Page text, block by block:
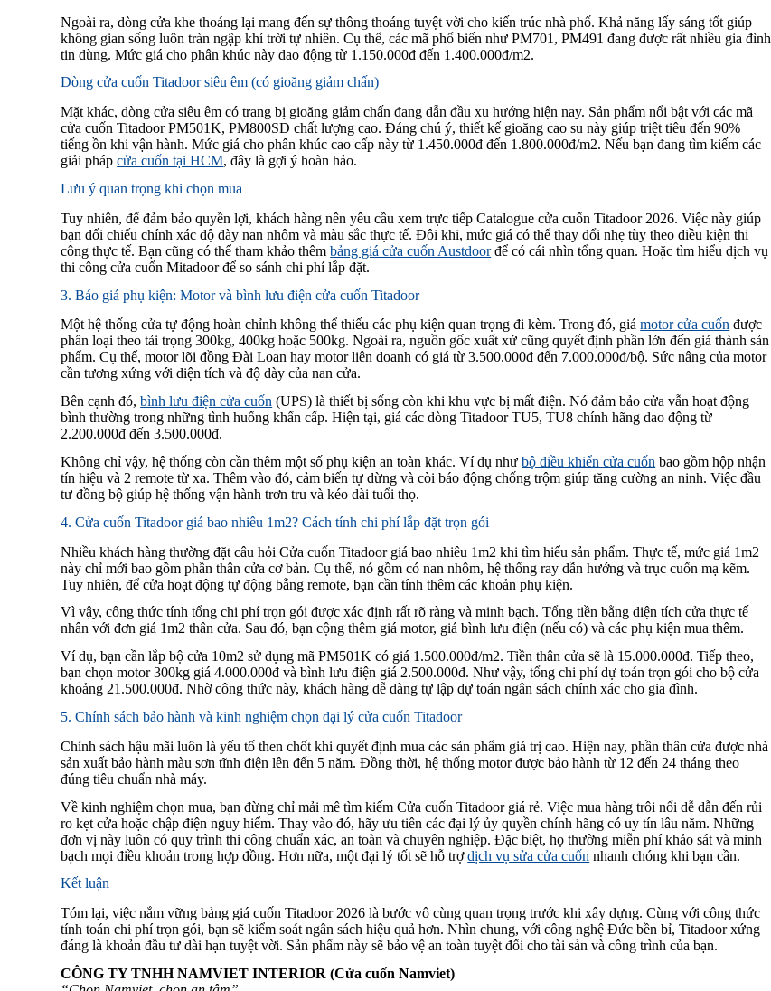
Ngoài ra, dòng cửa khe thoáng lại mang đến sự thông thoáng tuyệt vời cho kiến trúc nhà phố. Khả năng lấy sáng tốt giúp
không gian sống luôn tràn ngập khí trời tự nhiên. Cụ thể, các mã phổ biến như PM701, PM491 đang được rất nhiều gia đình
tin dùng. Mức giá cho phân khúc này dao động từ 1.150.000đ đến 1.400.000đ/m2.
Dòng cửa cuốn Titadoor siêu êm (có gioăng giảm chấn)
Mặt khác, dòng cửa siêu êm có trang bị gioăng giảm chấn đang dẫn đầu xu hướng hiện nay. Sản phẩm nổi bật với các mã
cửa cuốn Titadoor PM501K, PM800SD chất lượng cao. Đáng chú ý, thiết kế gioăng cao su này giúp triệt tiêu đến 90%
tiếng ồn khi vận hành. Mức giá cho phân khúc cao cấp này từ 1.450.000đ đến 1.800.000đ/m2. Nếu bạn đang tìm kiếm các
giải phápcửa cuốn tại HCM, đây là gợi ý hoàn hảo.
Lưu ý quan trọng khi chọn mua
Tuy nhiên, để đảm bảo quyền lợi, khách hàng nên yêu cầu xem trực tiếp Catalogue cửa cuốn Titadoor 2026. Việc này giúp
bạn đối chiếu chính xác độ dày nan nhôm và màu sắc thực tế. Đôi khi, mức giá có thể thay đổi nhẹ tùy theo điều kiện thi
công thực tế. Bạn cũng có thể tham khảo thêmbảng giá cửa cuốn Austdoorđể có cái nhìn tổng quan. Hoặc tìm hiểu dịch vụ
thi công cửa cuốn Mitadoor để so sánh chi phí lắp đặt.
3. Báo giá phụ kiện: Motor và bình lưu điện cửa cuốn Titadoor
Một hệ thống cửa tự động hoàn chỉnh không thể thiếu các phụ kiện quan trọng đi kèm. Trong đó, giámotor cửa cuốn được
phân loại theo tải trọng 300kg, 400kg hoặc 500kg. Ngoài ra, nguồn gốc xuất xứ cũng quyết định phần lớn đến giá thành sản
phẩm. Cụ thể, motor lõi đồng Đài Loan hay motor liên doanh có giá từ 3.500.000đ đến 7.000.000đ/bộ. Sức nâng của motor
cần tương xứng với diện tích và độ dày của nan cửa.
Bên cạnh đó,bình lưu điện cửa cuốn (UPS) là thiết bị sống còn khi khu vực bị mất điện. Nó đảm bảo cửa vẫn hoạt động
bình thường trong những tình huống khẩn cấp. Hiện tại, giá các dòng Titadoor TU5, TU8 chính hãng dao động từ
2.200.000đ đến 3.500.000đ.
Không chỉ vậy, hệ thống còn cần thêm một số phụ kiện an toàn khác. Ví dụ nhưbộ điều khiển cửa cuốn bao gồm hộp nhận
tín hiệu và 2 remote từ xa. Thêm vào đó, cảm biến tự dừng và còi báo động chống trộm giúp tăng cường an ninh. Việc đầu
tư đồng bộ giúp hệ thống vận hành trơn tru và kéo dài tuổi thọ.
4. Cửa cuốn Titadoor giá bao nhiêu 1m2? Cách tính chi phí lắp đặt trọn gói
Nhiều khách hàng thường đặt câu hỏi Cửa cuốn Titadoor giá bao nhiêu 1m2 khi tìm hiểu sản phẩm. Thực tế, mức giá 1m2
này chỉ mới bao gồm phần thân cửa cơ bản. Cụ thể, nó gồm có nan nhôm, hệ thống ray dẫn hướng và trục cuốn mạ kẽm.
Tuy nhiên, để cửa hoạt động tự động bằng remote, bạn cần tính thêm các khoản phụ kiện.
Vì vậy, công thức tính tổng chi phí trọn gói được xác định rất rõ ràng và minh bạch. Tổng tiền bằng diện tích cửa thực tế
nhân với đơn giá 1m2 thân cửa. Sau đó, bạn cộng thêm giá motor, giá bình lưu điện (nếu có) và các phụ kiện mua thêm.
Ví dụ, bạn cần lắp bộ cửa 10m2 sử dụng mã PM501K có giá 1.500.000đ/m2. Tiền thân cửa sẽ là 15.000.000đ. Tiếp theo,
bạn chọn motor 300kg giá 4.000.000đ và bình lưu điện giá 2.500.000đ. Như vậy, tổng chi phí dự toán trọn gói cho bộ cửa
khoảng 21.500.000đ. Nhờ công thức này, khách hàng dễ dàng tự lập dự toán ngân sách chính xác cho gia đình.
5. Chính sách bảo hành và kinh nghiệm chọn đại lý cửa cuốn Titadoor
Chính sách hậu mãi luôn là yếu tố then chốt khi quyết định mua các sản phẩm giá trị cao. Hiện nay, phần thân cửa được nhà
sản xuất bảo hành màu sơn tĩnh điện lên đến 5 năm. Đồng thời, hệ thống motor được bảo hành từ 12 đến 24 tháng theo
đúng tiêu chuẩn nhà máy.
Về kinh nghiệm chọn mua, bạn đừng chỉ mải mê tìm kiếm Cửa cuốn Titadoor giá rẻ. Việc mua hàng trôi nổi dễ dẫn đến rủi
ro kẹt cửa hoặc chập điện nguy hiểm. Thay vào đó, hãy ưu tiên các đại lý ủy quyền chính hãng có uy tín lâu năm. Những
đơn vị này luôn có quy trình thi công chuẩn xác, an toàn và chuyên nghiệp. Đặc biệt, họ thường miễn phí khảo sát và minh
bạch mọi điều khoản trong hợp đồng. Hơn nữa, một đại lý tốt sẽ hỗ trợdịch vụ sửa cửa cuốn nhanh chóng khi bạn cần.
Kết luận
Tóm lại, việc nắm vững bảng giá cuốn Titadoor 2026 là bước vô cùng quan trọng trước khi xây dựng. Cùng với công thức
tính toán chi phí trọn gói, bạn sẽ kiểm soát ngân sách hiệu quả hơn. Nhìn chung, với công nghệ Đức bền bỉ, Titadoor xứng
đáng là khoản đầu tư dài hạn tuyệt vời. Sản phẩm này sẽ bảo vệ an toàn tuyệt đối cho tài sản và công trình của bạn.
CÔNG TY TNHH NAMVIET INTERIOR (Cửa cuốn Namviet)